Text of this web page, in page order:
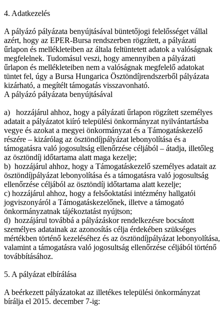
4. Adatkezelés
A pályázó pályázata benyújtásával büntetőjogi felelősséget vállal
azért, hogy az EPER-Bursa rendszerben rögzített, a pályázati
űrlapon és mellékleteiben az általa feltüntetett adatok a valóságnak
megfelelnek. Tudomásul veszi, hogy amennyiben a pályázati
űrlapon és mellékleteiben nem a valóságnak megfelelő adatokat
tüntet fel, úgy a Bursa Hungarica Ösztöndíjrendszerből pályázata
kizárható, a megítélt támogatás visszavonható.
A pályázó pályázata benyújtásával
a) hozzájárul ahhoz, hogy a pályázati űrlapon rögzített személyes
adatait a pályázatot kiíró települési önkormányzat nyilvántartásba
vegye és azokat a megyei önkormányzat és a Támogatáskezelő
részére – kizárólag az ösztöndíjpályázat lebonyolítása és a
támogatásra való jogosultság ellenőrzése céljából – átadja, illetőleg
az ösztöndíj időtartama alatt maga kezelje;
b) hozzájárul ahhoz, hogy a Támogatáskezelő személyes adatait az
ösztöndíjpályázat lebonyolítása és a támogatásra való jogosultság
ellenőrzése céljából az ösztöndíj időtartama alatt kezelje;
c) hozzájárul ahhoz, hogy a felsőoktatási intézmény hallgatói
jogviszonyáról a Támogatáskezelőnek, illetve a támogató
önkormányzatnak tájékoztatást nyújtson;
d) hozzájárul továbbá a pályázáskor rendelkezésre bocsátott
személyes adatainak az azonosítás célja érdekében szükséges
mértékben történő kezeléséhez és az ösztöndíjpályázat lebonyolítása,
valamint a támogatásra való jogosultság ellenőrzése céljából történő
továbbításához.
5. A pályázat elbírálása
A beérkezett pályázatokat az illetékes települési önkormányzat
bírálja el 2015. december 7-ig: